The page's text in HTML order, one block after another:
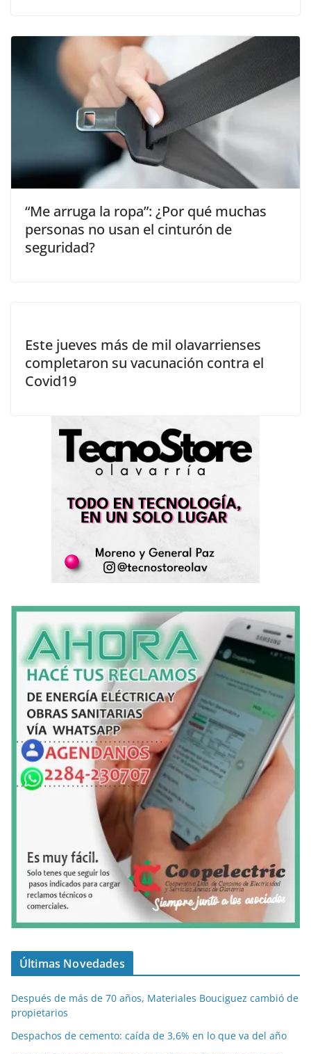
“Me arruga la ropa”: ¿Por qué muchas
personas no usan el cinturón de
seguridad?
Este jueves más de mil olavarrienses
completaron su vacunación contra el
Covid19
Últimas Novedades
Después de más de 70 años, Materiales Bouciguez cambió de
propietarios
Despachos de cemento: caída de 3,6% en lo que va del año